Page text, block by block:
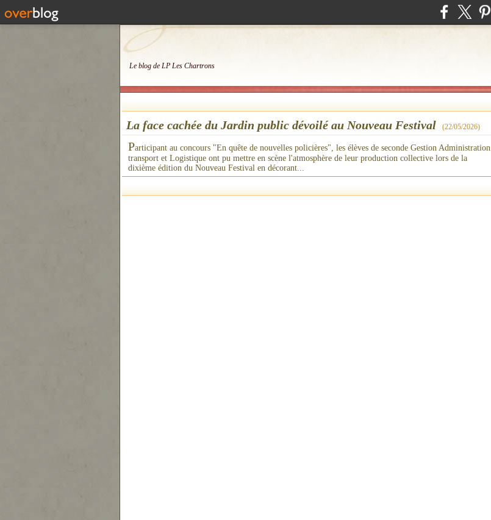
Le blog de LP Les Chartrons
La face cachée du Jardin public dévoilé au Nouveau Festival (22/05/2026)
Participant au concours "En quête de nouvelles policières", les élèves de seconde Gestion Administration
transport et Logistique ont pu mettre en scène l'atmosphère de leur production collective lors de la
dixième édition du Nouveau Festival en décorant...